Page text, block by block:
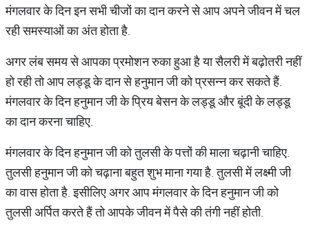
मंगलवार के दिन इन सभी चीजों का दान करने से आप अपने जीवन में चल
रही समस्याओं का अंत होता है.
अगर लंब समय से आपका प्रमोशन रुका हुआ है या सैलरी में बढ़ोतरी नहीं
हो रही तो आप लड्डू के दान से हनुमान जी को प्रसन्न कर सकते हैं.
मंगलवार के दिन हनुमान जी के प्रिय बेसन के लड्डू और बूंदी के लड्डू
का दान करना चाहिए.
मंगलवार के दिन हनुमान जी को तुलसी के पत्तों की माला चढ़ानी चाहिए.
तुलसी हनुमान जी को चढ़ाना बहुत शुभ माना गया है. तुलसी में लक्ष्मी जी
का वास होता है. इसीलिए अगर आप मंगलवार के दिन हनुमान जी को
तुलसी अर्पित करते हैं तो आपके जीवन में पैसे की तंगी नहीं होती.